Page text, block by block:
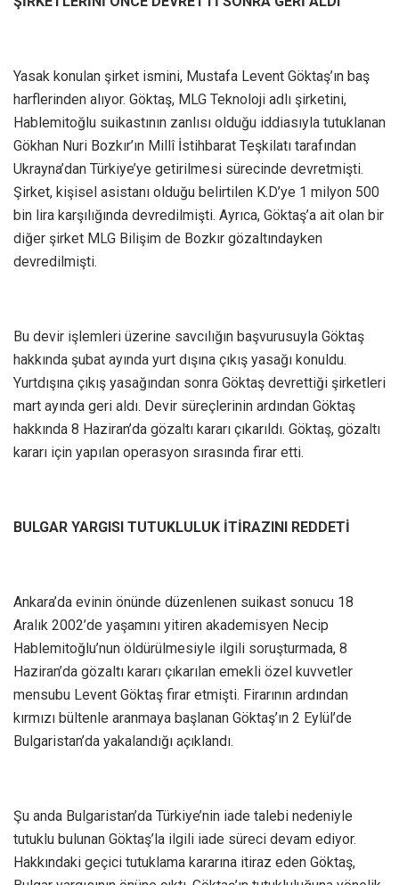
Yasak konulan şirket ismini, Mustafa Levent Göktaş’ın baş
harflerinden alıyor. Göktaş, MLG Teknoloji adlı şirketini,
Hablemitoğlu suikastının zanlısı olduğu iddiasıyla tutuklanan
Gökhan Nuri Bozkır’ın Millî İstihbarat Teşkilatı tarafından
Ukrayna’dan Türkiye’ye getirilmesi sürecinde devretmişti.
Şirket, kişisel asistanı olduğu belirtilen K.D’ye 1 milyon 500
bin lira karşılığında devredilmişti. Ayrıca, Göktaş’a ait olan bir
diğer şirket MLG Bilişim de Bozkır gözaltındayken
devredilmişti.
Bu devir işlemleri üzerine savcılığın başvurusuyla Göktaş
hakkında şubat ayında yurt dışına çıkış yasağı konuldu.
Yurtdışına çıkış yasağından sonra Göktaş devrettiği şirketleri
mart ayında geri aldı. Devir süreçlerinin ardından Göktaş
hakkında 8 Haziran’da gözaltı kararı çıkarıldı. Göktaş, gözaltı
kararı için yapılan operasyon sırasında firar etti.
BULGAR YARGISI TUTUKLULUK İTİRAZINI REDDETİ
Ankara’da evinin önünde düzenlenen suikast sonucu 18
Aralık 2002’de yaşamını yitiren akademisyen Necip
Hablemitoğlu’nun öldürülmesiyle ilgili soruşturmada, 8
Haziran’da gözaltı kararı çıkarılan emekli özel kuvvetler
mensubu Levent Göktaş firar etmişti. Firarının ardından
kırmızı bültenle aranmaya başlanan Göktaş’ın 2 Eylül’de
Bulgaristan’da yakalandığı açıklandı.
Şu anda Bulgaristan’da Türkiye’nin iade talebi nedeniyle
tutuklu bulunan Göktaş’la ilgili iade süreci devam ediyor.
Hakkındaki geçici tutuklama kararına itiraz eden Göktaş,